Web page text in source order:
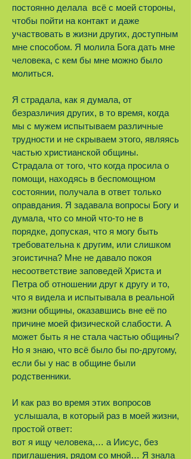
постоянно делала всё с моей стороны,
чтобы пойти на контакт и даже
участвовать в жизни других, доступным
мне способом. Я молила Бога дать мне
человека, с кем бы мне можно было
молиться.
Я страдала, как я думала, от
безразличия других, в то время, когда
мы с мужем испытываем различные
трудности и не скрываем этого, являясь
частью христианской общины.
Страдала от того, что когда просила о
помощи, находясь в беспомощном
состоянии, получала в ответ только
оправдания. Я задавала вопросы Богу и
думала, что со мной что-то не в
порядке, допуская, что я могу быть
требовательна к другим, или слишком
эгоистична? Мне не давало покоя
несоответствие заповедей Христа и
Петра об отношении друг к другу и то,
что я видела и испытывала в реальной
жизни общины, оказавшись вне её по
причине моей физической слабости. А
может быть я не стала частью общины?
Но я знаю, что всё было бы по-другому,
если бы у нас в общине были
родственники.
И как раз во время этих вопросов
услышала, в который раз в моей жизни,
простой ответ:
вот я ищу человека,… а Иисус, без
приглашения, рядом со мной… Я знала